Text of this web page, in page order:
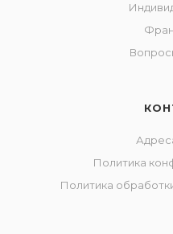
Политика
Политика